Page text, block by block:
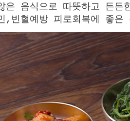
은 음식으로 따뜻하고 든든
,빈혈예방 피로회복에 좋은